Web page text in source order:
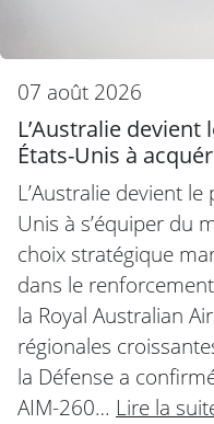
07 août 2026
L’Australie
États-Unis à
L’Australie devient
Unis à s’équiper du
choix stratégique
dans le
la Royal Australian
régionales
la Défense a
AIM-260… Lire la